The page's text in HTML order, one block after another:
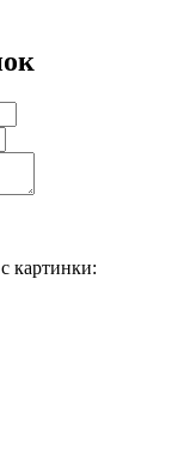
картинки: